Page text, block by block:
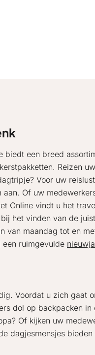
een breed
Reizen
Voor uw
Of uw
Online vindt u het
het vinden van de
van maandag tot en
ruimgevulde
Voordat u zich
dol op backpacken
Of kijken uw
dagjesmensjes